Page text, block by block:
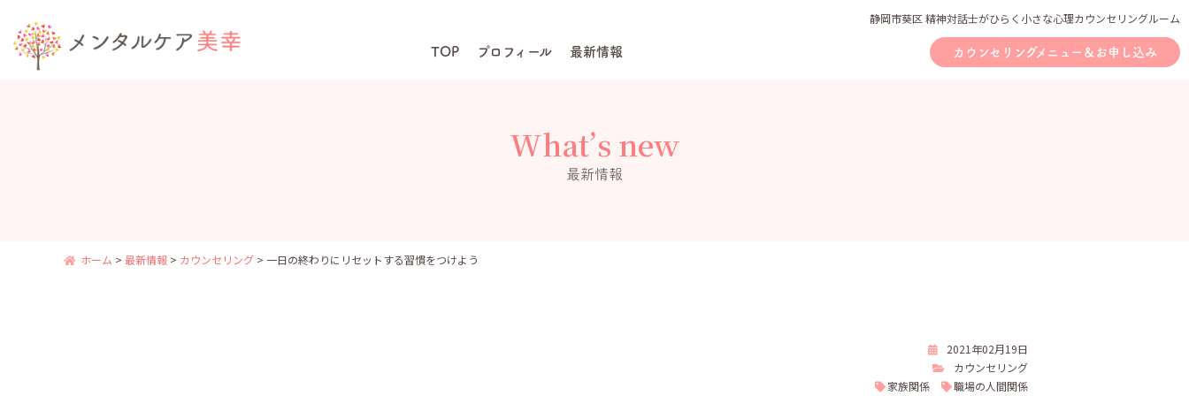
静岡市葵区 精神対話士がひらく小さな心理カウンセリングルーム
TOP プロフィール 最新情報 カウンセリングメニュー＆お申し込み
What’s new
最新情報
ホーム > 最新情報 > カウンセリング > 一日の終わりにリセットする習慣をつけよう
2021年02月19日
カウンセリング
家族関係
職場の人間関係